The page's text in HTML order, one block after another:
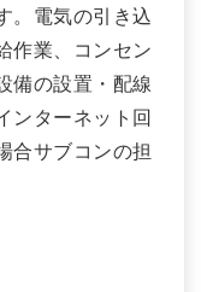
。電気の引き込
作業、コンセン
備の設置・配線
ンターネット回
合サブコンの担